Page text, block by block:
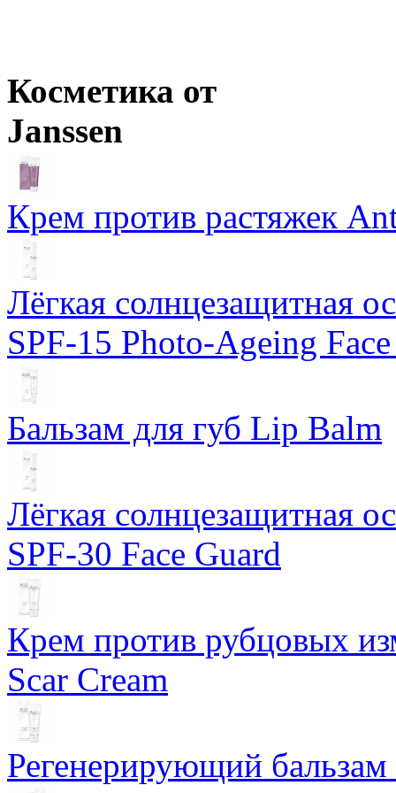
Косметика от
Janssen
Крем против растяжек
Лёгкая солнцезащитная
SPF-15 Photo-Ageing
Бальзам для губ Lip Balm
Лёгкая солнцезащитная
SPF-30 Face Guard
Крем против рубцовых
Scar Cream
Регенерирующий